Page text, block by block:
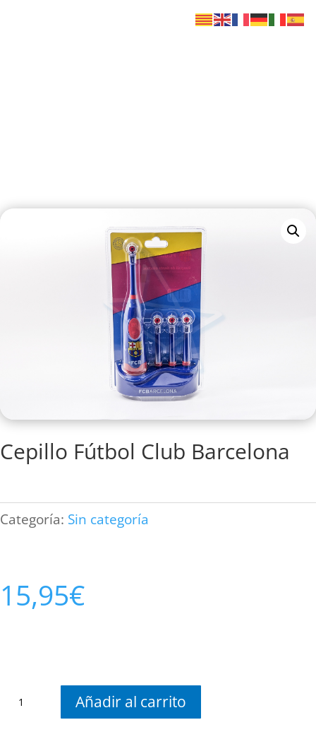
Cepillo Fútbol Club Barcelona
Categoría: Sin categoría
15,95€
Fútbol
Añadir al carrito